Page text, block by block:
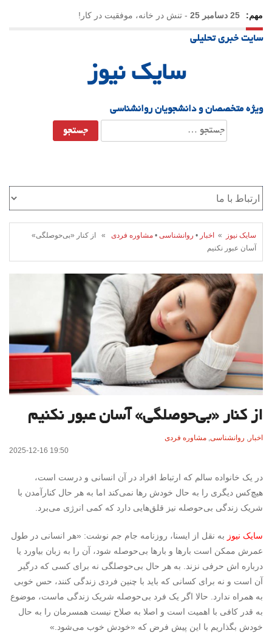
مهم: 25 دسامبر 25 - تنش در خانه، موفقیت در کار!
23 دسامبر 25
-یلدا؛ نماد تاب‌آوری اجتماعی در روزگار دشوار
سایت خبری تحلیلی
سایک نیوز
ویژه متخصصان و دانشجویان روانشناسی
جستجو
برای:
سایک نیوز » اخبار • روانشناسی • مشاوره فردی » از کنار «بی‌حوصلگی‌»
آسان عبور نکنیم
از کنار «بی‌حوصلگی‌» آسان عبور نکنیم
اخبار , روانشناسی, مشاوره فردی
2025-12-16 19:50
در یک خانواده سالم که ارتباط افراد در آن انسانی و درست است،
هیچ‌کس دیگری را به حال خودش رها نمی‌کند اما به هر حال کنارآمدن با
شریک زندگی بی‌حوصله نیز قلق‌هایی دارد که کمی انرژی می‌برد.
سایک نیوز به نقل از ایسنا، روزنامه جام جم نوشت: «هر انسانی در طول
عمرش ممکن است بارها و بارها بی‌حوصله شود، آن را به زبان بیاورد یا
درباره اش حرفی نزند. به هر حال بی‌حوصلگی نه برای کسی که درگیر
آن است و نه برای کسانی که باید با چنین فردی زندگی کنند، حس خوبی
به همراه ندارد. حالا اگر یک فرد بی‌حوصله شریک زندگی ماست، موضوع
به قدر کافی با اهمیت است و اصلا به صلاح نیست همسرمان را به حال
خودش بگذاریم با این پیش فرض که «خودش خوب می‌شود.»